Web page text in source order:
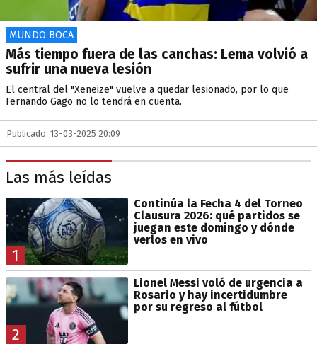
MUNDO BOCA
Más tiempo fuera de las canchas: Lema volvió a
sufrir una nueva lesión
El central del "Xeneize" vuelve a quedar lesionado, por lo que
Fernando Gago no lo tendrá en cuenta.
Publicado: 13-03-2025 20:09
Las más leídas
1
Continúa la Fecha 4 del Torneo
Clausura 2026: qué partidos se
juegan este domingo y dónde
verlos en vivo
2
Lionel Messi voló de urgencia a
Rosario y hay incertidumbre
por su regreso al fútbol